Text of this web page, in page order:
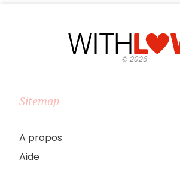
©2026
Sitemap
A propos
Aide